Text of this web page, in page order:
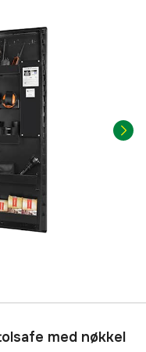
med nøkkel